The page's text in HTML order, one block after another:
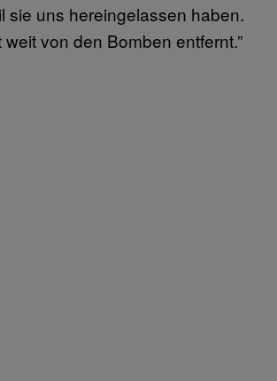
sie uns hereingelassen haben.
von den Bomben entfernt.”